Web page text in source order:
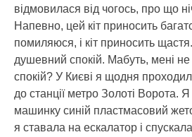
відмовилася від чогось, про що
Напевно, цей кіт приносить
помиляюся, і кіт приносить
душевний спокій. Мабуть, мені
спокій? У Києві я щодня
до станції метро Золоті Ворота.
машинку синій пластмасовий
я ставала на ескалатор і